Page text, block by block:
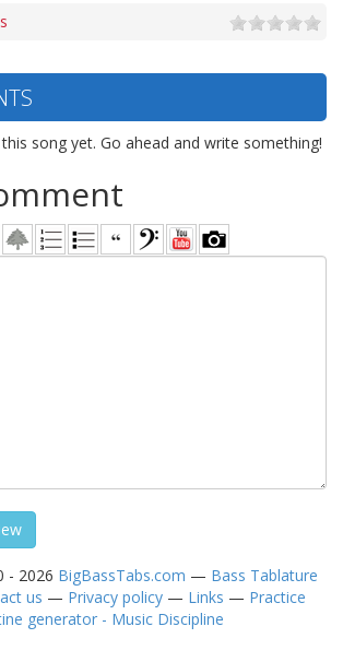
song yet. Go ahead and write something!
- 2026 BigBassTabs.com — Bass Tablature
us — Privacy policy — Links — Practice
generator - Music Discipline